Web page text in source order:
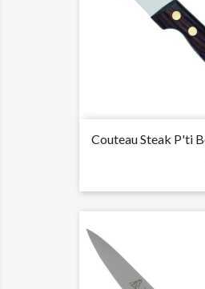
Couteau Steak P'ti